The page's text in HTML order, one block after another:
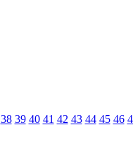
38 39 40 41 42 43 44 45 46